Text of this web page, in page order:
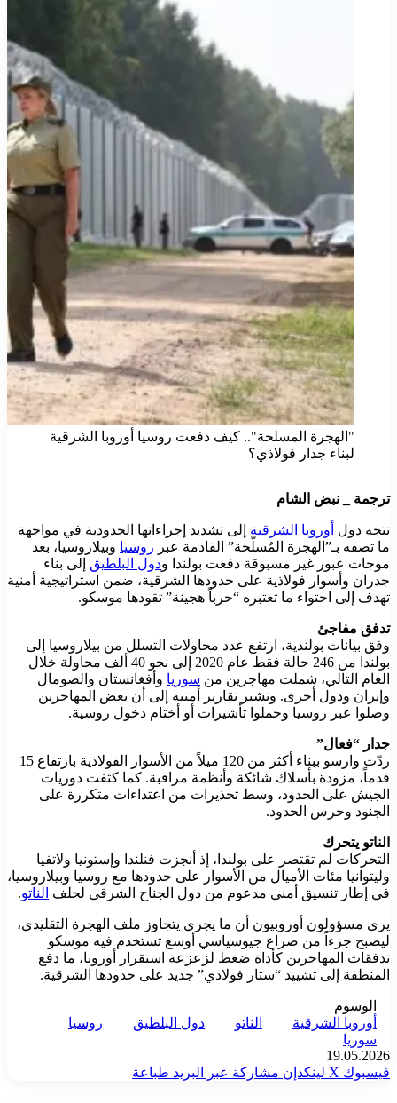
"الهجرة المسلحة".. كيف دفعت روسيا أوروبا الشرقية
لبناء جدار فولاذي؟
ترجمة _ نبض الشام
تتجه دول أوروبا الشرقية إلى تشديد إجراءاتها الحدودية في مواجهة
ما تصفه بـ”الهجرة المُسلّحة” القادمة عبر روسيا وبيلاروسيا، بعد
موجات عبور غير مسبوقة دفعت بولندا ودول البلطيق إلى بناء
جدران وأسوار فولاذية على حدودها الشرقية، ضمن استراتيجية أمنية
تهدف إلى احتواء ما تعتبره “حرباً هجينة” تقودها موسكو.
تدفق مفاجئ
وفق بيانات بولندية، ارتفع عدد محاولات التسلل من بيلاروسيا إلى
بولندا من 246 حالة فقط عام 2020 إلى نحو 40 ألف محاولة خلال
العام التالي، شملت مهاجرين من سوريا وأفغانستان والصومال
وإيران ودول أخرى. وتشير تقارير أمنية إلى أن بعض المهاجرين
وصلوا عبر روسيا وحملوا تأشيرات أو أختام دخول روسية.
جدار “فعال”
ردّت وارسو ببناء أكثر من 120 ميلاً من الأسوار الفولاذية بارتفاع 15
قدماً، مزودة بأسلاك شائكة وأنظمة مراقبة. كما كثفت دوريات
الجيش على الحدود، وسط تحذيرات من اعتداءات متكررة على
الجنود وحرس الحدود.
الناتو يتحرك
التحركات لم تقتصر على بولندا، إذ أنجزت فنلندا وإستونيا ولاتفيا
وليتوانيا مئات الأميال من الأسوار على حدودها مع روسيا وبيلاروسيا،
في إطار تنسيق أمني مدعوم من دول الجناح الشرقي لحلف الناتو.
يرى مسؤولون أوروبيون أن ما يجري يتجاوز ملف الهجرة التقليدي،
ليصبح جزءاً من صراع جيوسياسي أوسع تستخدم فيه موسكو
تدفقات المهاجرين كأداة ضغط لزعزعة استقرار أوروبا، ما دفع
المنطقة إلى تشييد “ستار فولاذي” جديد على حدودها الشرقية.
الوسوم
أوروبا الشرقية
الناتو دول البلطيق
روسيا
سوريا
19.05.2026
فيسبوك ‫X لينكدإن مشاركة عبر البريد طباعة